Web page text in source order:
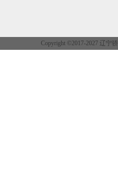
Copyright ©2017-2027 辽宁